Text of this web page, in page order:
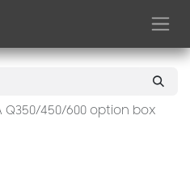
Q350/450/600 option box